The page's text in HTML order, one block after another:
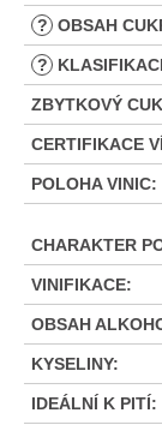
? OBSAH
?
ZBYTKOVÝ
CERTIFIKACE
POLOHA VINIC:
CHARAKTER
VINIFIKACE:
OBSAH
KYSELINY:
IDEÁLNÍ K PITÍ: